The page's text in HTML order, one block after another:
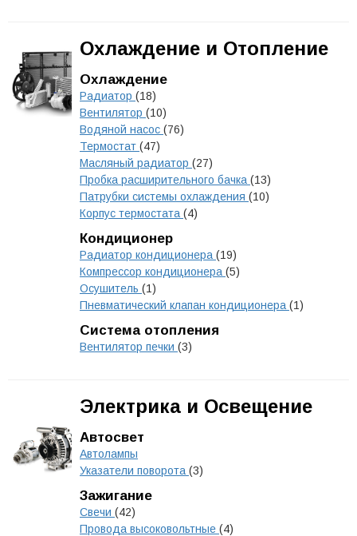
Охлаждение и Отопление
Охлаждение
Радиатор (18)
Вентилятор (10)
Водяной насос (76)
Термостат (47)
Масляный радиатор (27)
Пробка расширительного бачка (13)
Патрубки системы охлаждения (10)
Корпус термостата (4)
Кондиционер
Радиатор кондиционера (19)
Компрессор кондиционера (5)
Осушитель (1)
Пневматический клапан кондиционера (1)
Система отопления
Вентилятор печки (3)
Электрика и Освещение
Автосвет
Автолампы
Указатели поворота (3)
Зажигание
Свечи (42)
Провода высоковольтные (4)